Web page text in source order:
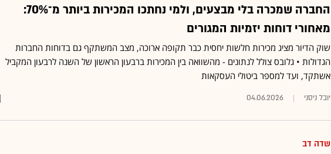
החברה שמכרה בלי מבצעים, ולמי נחתכו המכירות ביותר מ־70%:
מאחורי דוחות יזמיות המגורים
שוק הדיור מציג מכירות חלשות יחסית כבר תקופה ארוכה, מצב המשתקף גם בדוחות החברות
הגדולות • גלובס צולל לנתונים - מהשוואה בין המכירות ברבעון הראשון של השנה לרבעון המקביל
אשתקד, ועד למספר ביטולי העסקאות
יובל ניסני 04.06.2026
שדה דב